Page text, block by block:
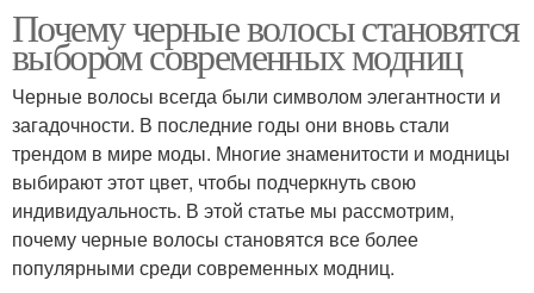
Почему черные волосы становятся
выбором современных модниц
Черные волосы всегда были символом элегантности и
загадочности. В последние годы они вновь стали
трендом в мире моды. Многие знаменитости и модницы
выбирают этот цвет, чтобы подчеркнуть свою
индивидуальность. В этой статье мы рассмотрим,
почему черные волосы становятся все более
популярными среди современных модниц.